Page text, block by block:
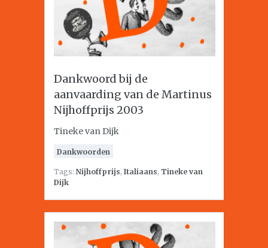
Dankwoord bij de
aanvaarding van de Martinus
Nijhoffprijs 2003
Tineke van Dijk
Dankwoorden
Tags: Nijhoffprijs, Italiaans, Tineke van
Dijk